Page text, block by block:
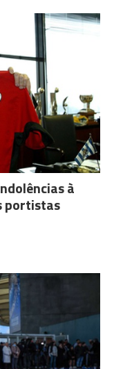
à
portistas